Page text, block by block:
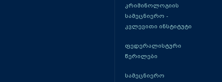
კრიმინოლოგიის
სამეცნიერო -
კვლევითი ინსტიტუტი
ფედერალისტური
წერილები
სამეცნიერო